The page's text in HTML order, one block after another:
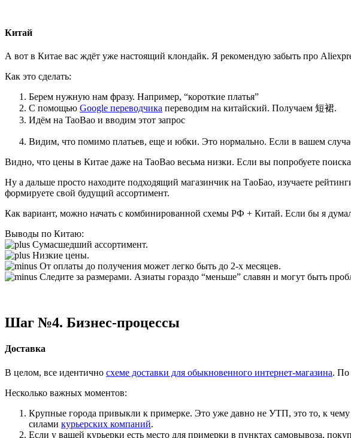
Китай
А вот в Китае вас ждёт уже настоящий клондайк. Я рекомендую забыть про
Как это сделать:
Берем нужную нам фразу. Например, “короткие платья”
С помощью Google переводчика переводим на китайский. Получаем 短裙.
Идём на TaoBao и вводим этот запрос
Видим, что помимо платьев, еще и юбки. Это нормально. Если в вашем
Видно, что цены в Китае даже на TaoBao весьма низки. Если вы попробуете
Ну а дальше просто находите подходящий магазинчик на ТаоБао, изучаете
формируете свой будущий ассортимент.
Как вариант, можно начать с комбинированной схемы РФ + Китай. Если бы я
Выводы по Китаю:
Сумасшедший ассортимент.
Низкие цены.
От оплаты до получения может легко быть до 2-х месяцев.
Следите за размерами. Азиаты гораздо “меньше” славян и могут быть
Шаг №4. Бизнес-процессы
Доставка
В целом, все идентично схеме доставки для обыкновенного интернет-магазина. По
Несколько важных моментов:
Крупные города привыкли к примерке. Это уже давно не УТП, это то, к
силами курьерских компаний.
Если у вашей курьерки есть место для примерки в пунктах самовывоза,